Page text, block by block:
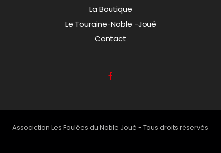
La Boutique
Le Touraine-Noble -Joué
Contact
Association Les Foulées du Noble Joué - Tous droits réservés